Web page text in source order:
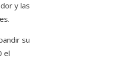
y las
su
el